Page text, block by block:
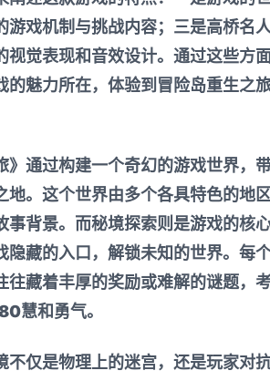
游戏机制与挑战内容；三是高桥名
视觉表现和音效设计。通过这些方
的魅力所在，体验到冒险岛重生之
》通过构建一个奇幻的游戏世界，
地。这个世界由多个各具特色的地
事背景。而秘境探索则是游戏的核
隐藏的入口，解锁未知的世界。每
往藏着丰厚的奖励或难解的谜题，
慧和勇气。
不仅是物理上的迷宫，还是玩家对